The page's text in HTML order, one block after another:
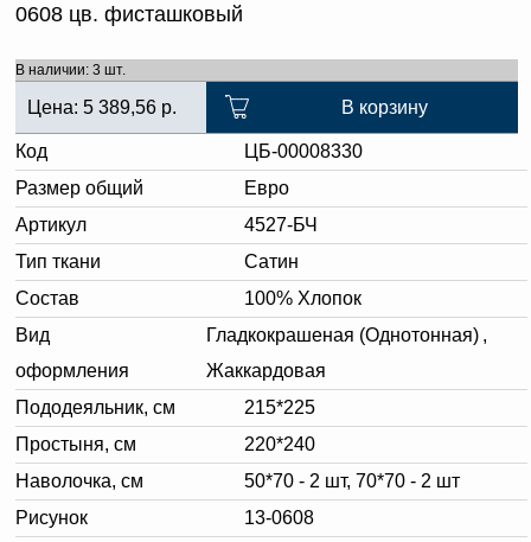
0608 цв. фисташковый
В наличии: 3 шт.
Цена: 5 389,56 р. В корзину
Код
ЦБ-00008330
Размер общий
Евро
Артикул
4527-БЧ
Тип ткани
Сатин
Состав
100% Хлопок
Вид
оформления
Гладкокрашеная (Однотонная) ,
Жаккардовая
Пододеяльник, см
215*225
Простыня, см
220*240
Наволочка, см
50*70 - 2 шт, 70*70 - 2 шт
Рисунок
13-0608